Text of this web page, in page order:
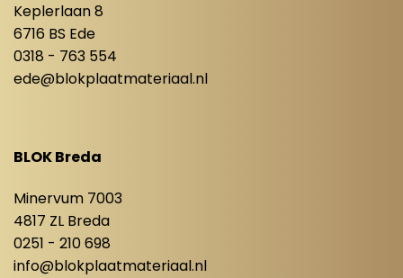
Keplerlaan 8
6716 BS Ede
0318 - 763 554
ede@blokplaatmateriaal.nl
BLOK Breda
Minervum 7003
4817 ZL Breda
0251 - 210 698
info@blokplaatmateriaal.nl